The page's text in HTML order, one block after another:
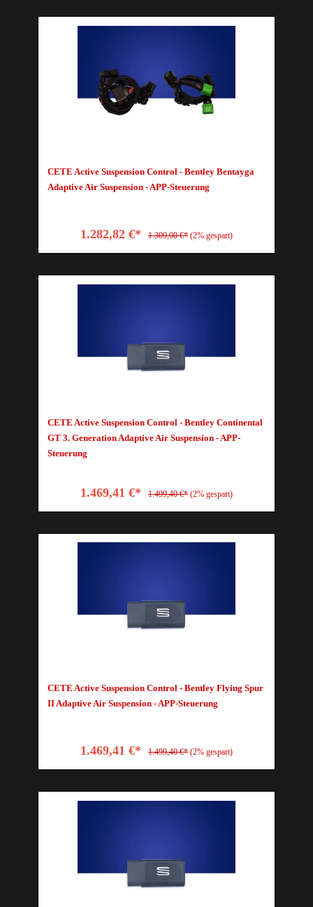
CETE Active Suspension Control - Bentley Bentayga
Adaptive Air Suspension - APP-Steuerung
1.282,82 €* 1.309,00 €* (2% gespart)
CETE Active Suspension Control - Bentley Continental
GT 3. Generation Adaptive Air Suspension - APP-
Steuerung
1.469,41 €* 1.499,40 €* (2% gespart)
CETE Active Suspension Control - Bentley Flying Spur
II Adaptive Air Suspension - APP-Steuerung
1.469,41 €* 1.499,40 €* (2% gespart)